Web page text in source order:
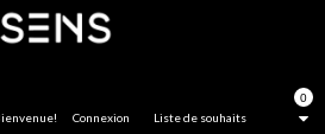
0
Liste de souhaits
Connexion